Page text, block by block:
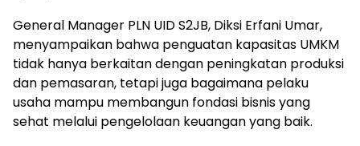
General Manager PLN UID S2JB, Diksi Erfani Umar,
menyampaikan bahwa penguatan kapasitas UMKM
tidak hanya berkaitan dengan peningkatan produksi
dan pemasaran, tetapi juga bagaimana pelaku
usaha mampu membangun fondasi bisnis yang
sehat melalui pengelolaan keuangan yang baik.